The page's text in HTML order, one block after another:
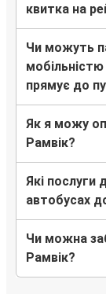
квитка на
Чи можуть
прямує до
Як я можу
Рамвік?
Які послуги
автобусах
Чи можна
Рамвік?